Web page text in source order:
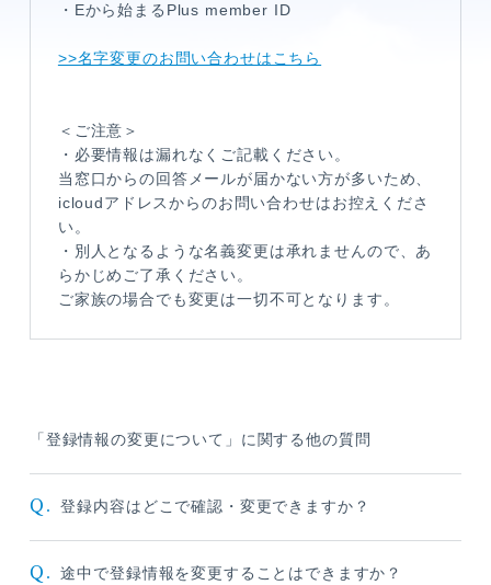
・Eから始まるPlus member ID
>>名字変更のお問い合わせはこちら
＜ご注意＞
・必要情報は漏れなくご記載ください。
当窓口からの回答メールが届かない方が多いため、
icloudアドレスからのお問い合わせはお控えくださ
い。
・別人となるような名義変更は承れませんので、あ
らかじめご了承ください。
ご家族の場合でも変更は一切不可となります。
「登録情報の変更について」に関する他の質問
Q. 登録内容はどこで確認・変更できますか？
Q. 途中で登録情報を変更することはできますか？